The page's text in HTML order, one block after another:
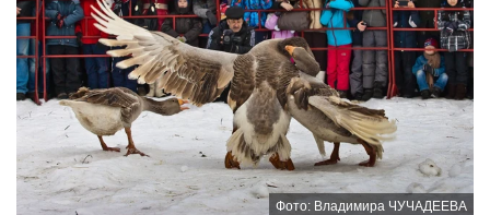
Фото: Владимира ЧУЧАДЕЕВА